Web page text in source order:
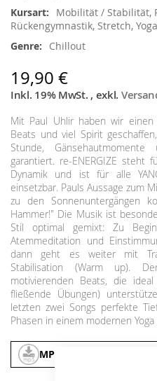
Mobilität / Stabilität,
Rückengymnastik, Stretch, Yoga
Chillout
19,90 €
Inkl. 19% MwSt. , exkl.
Mit Paul Uhlir haben wir
Beats und viel Spirit
Stunde,
garantiert. re-ENERGIZE steht
Dynamik und ist für alle
einsetzbar. Pauls Aussage zum
zu den Sonnenuntergängen
Hammer!" Die Musik ist
Stil optimal gemixt: Zu
Atemmeditation und
dann geht es weiter mit
Stabilisation (Warm up).
motivierenden Beats, die
fließende Übungen)
letzten zwei Songs perfekte
Phasen in einem modernen
MP3